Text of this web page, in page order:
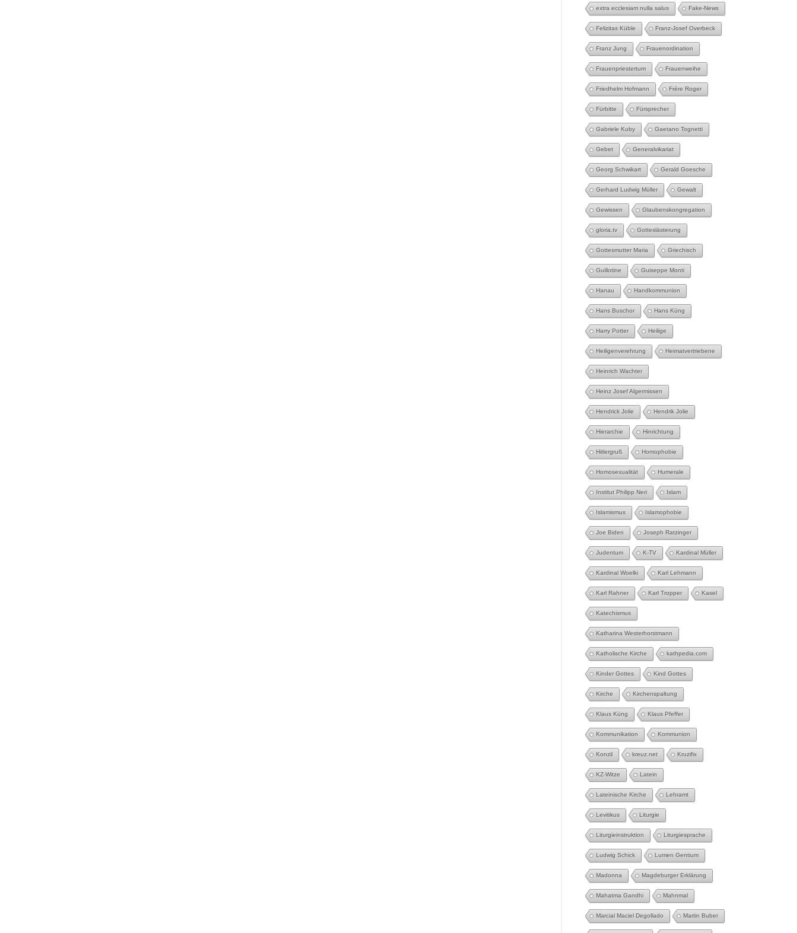
extra ecclesiam nulla salus Fake-News
Felizitas Küble Franz-Josef Overbeck
Franz Jung Frauenordination
Frauenpriestertum Frauenweihe
Friedhelm Hofmann Frère Roger
Fürbitte Fürsprecher
Gabriele Kuby Gaetano Tognetti
Gebet Generalvikariat
Georg Schwikart Gerald Goesche
Gerhard Ludwig Müller Gewalt
Gewissen Glaubenskongregation
gloria.tv Gotteslästerung
Gottesmutter Maria Griechisch
Guillotine Guiseppe Monti
Hanau Handkommunion
Hans Buschor Hans Küng
Harry Potter Heilige
Heiligenverehrung Heimatvertriebene
Heinrich Wachter
Heinz Josef Algermissen
Hendrick Jolie Hendrik Jolie
Hierarchie Hinrichtung
Hitlergruß Homophobie
Homosexualität Humerale
Institut Philipp Neri Islam
Islamismus Islamophobie
Joe Biden Joseph Ratzinger
Judentum K-TV Kardinal Müller
Kardinal Woelki Karl Lehmann
Karl Rahner Karl Tropper Kasel
Katechismus
Katharina Westerhorstmann
Katholische Kirche kathpedia.com
Kinder Gottes Kind Gottes
Kirche Kirchenspaltung
Klaus Küng Klaus Pfeffer
Kommunikation Kommunion
Konzil kreuz.net Kruzifix
KZ-Witze Latein
Lateinische Kirche Lehramt
Levitikus Liturgie
Liturgieinstruktion Liturgiesprache
Ludwig Schick Lumen Gentium
Madonna Magdeburger Erklärung
Mahatma Gandhi Mahnmal
Marcial Maciel Degollado Martin Buber